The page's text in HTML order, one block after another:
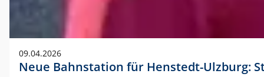
09.04.2026
Neue Bahnstation für Henstedt-Ulzburg: